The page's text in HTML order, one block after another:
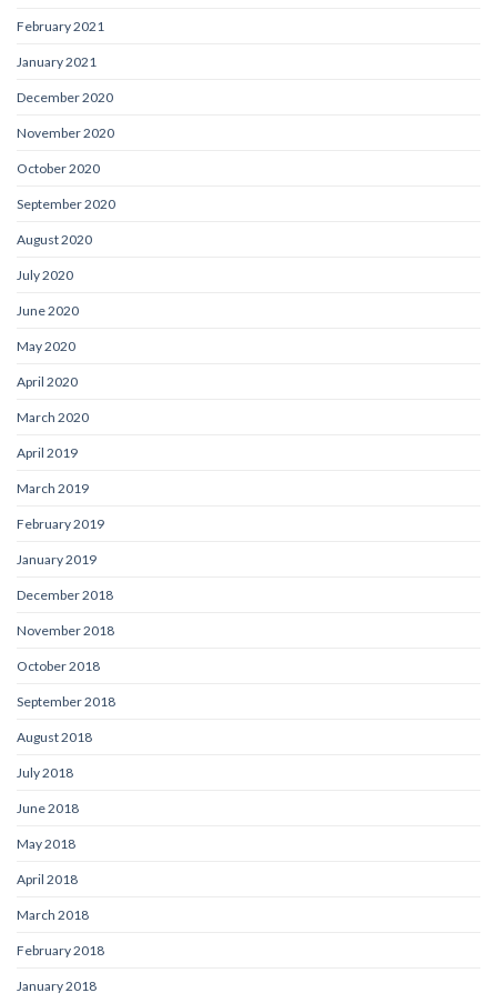
February 2021
January 2021
December 2020
November 2020
October 2020
September 2020
August 2020
July 2020
June 2020
May 2020
April 2020
March 2020
April 2019
March 2019
February 2019
January 2019
December 2018
November 2018
October 2018
September 2018
August 2018
July 2018
June 2018
May 2018
April 2018
March 2018
February 2018
January 2018